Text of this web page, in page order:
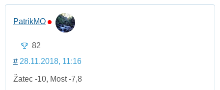
PatrikMO
82
# 28.11.2018, 11:16
Žatec -10, Most -7,8